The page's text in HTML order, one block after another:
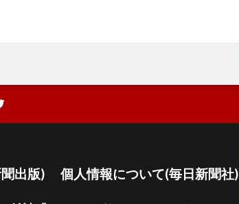
出版) 個人情報について(毎日新聞社)